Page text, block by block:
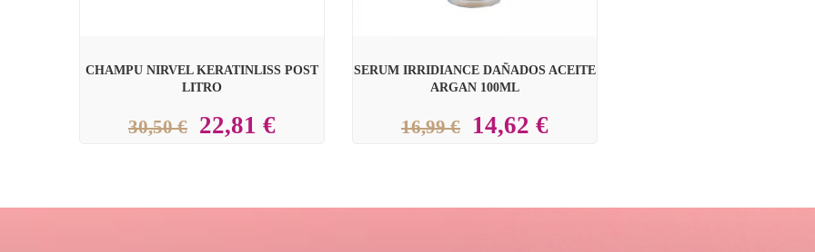
CHAMPU NIRVEL KERATINLISS POST
LITRO
30,50 € 22,81 €
SERUM IRRIDIANCE DAÑADOS ACEITE
ARGAN 100ML
16,99 € 14,62 €